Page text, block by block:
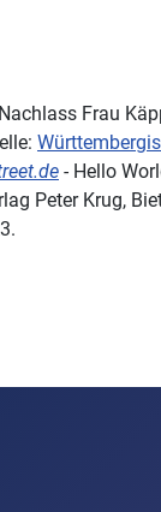
Frau
- Hello
Peter Krug,